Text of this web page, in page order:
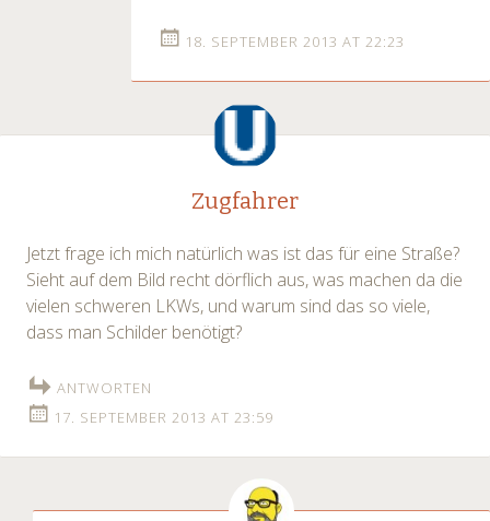
18. SEPTEMBER 2013 AT 22:23
Zugfahrer
Jetzt frage ich mich natürlich was ist das für eine Straße?
Sieht auf dem Bild recht dörflich aus, was machen da die
vielen schweren LKWs, und warum sind das so viele,
dass man Schilder benötigt?
ANTWORTEN
17. SEPTEMBER 2013 AT 23:59